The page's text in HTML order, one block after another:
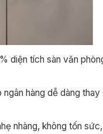
diện tích sàn văn
hàng dễ dàng thay
nhàng, không tốn